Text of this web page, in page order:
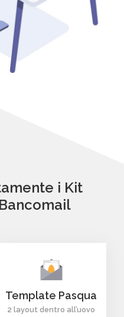
i Kit
Template Pasqua
2 layout dentro all’uovo